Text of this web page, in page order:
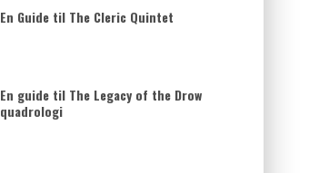
En Guide til The Cleric Quintet
En guide til The Legacy of the Drow
quadrologi